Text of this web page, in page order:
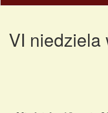
VI niedziela